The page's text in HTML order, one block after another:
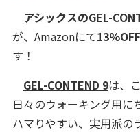
アシックスのGEL-
が、Amazonにて
す！
GEL-CONTEND 9は、
日々のウォーキング用に
ハマりやすい、実用派の